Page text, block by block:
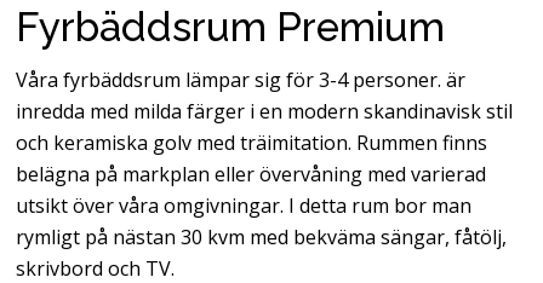
Fyrbäddsrum Premium
Våra fyrbäddsrum lämpar sig för 3-4 personer. är
inredda med milda färger i en modern skandinavisk stil
och keramiska golv med träimitation. Rummen finns
belägna på markplan eller övervåning med varierad
utsikt över våra omgivningar. I detta rum bor man
rymligt på nästan 30 kvm med bekväma sängar, fåtölj,
skrivbord och TV.